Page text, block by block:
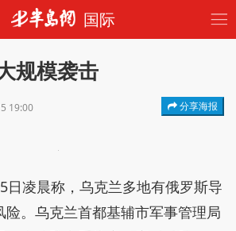
国际
规模袭击
19:00 分享海报
日凌晨称，乌克兰多地有俄罗斯导
险。乌克兰首都基辅市军事管理局